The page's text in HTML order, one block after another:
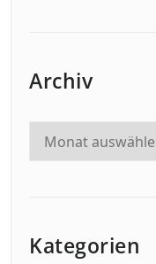
Archiv
Kategorien